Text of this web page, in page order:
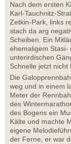
Nach dem ersten
Karl-Tauchnitz-
Zetkin-Park, links
stach da arg
Scheiben. Ein
ehemaligem Stasi-
unterirdischen
Schnelle jetzt nicht
Die
weg und in einem
Meter der
des
des Bogens ein
Kälte und machte
eigene
der Ferne, er war